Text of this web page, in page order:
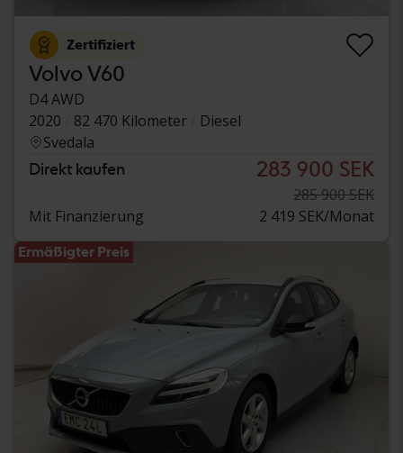
Zertifiziert
Volvo V60
D4 AWD
2020
82 470 Kilometer
Diesel
Svedala
Direkt kaufen 283 900 SEK
285 900 SEK
Mit Finanzierung
2 419 SEK/Monat
Ermäßigter Preis